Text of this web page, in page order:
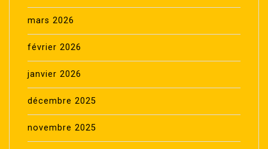
mars 2026
février 2026
janvier 2026
décembre 2025
novembre 2025